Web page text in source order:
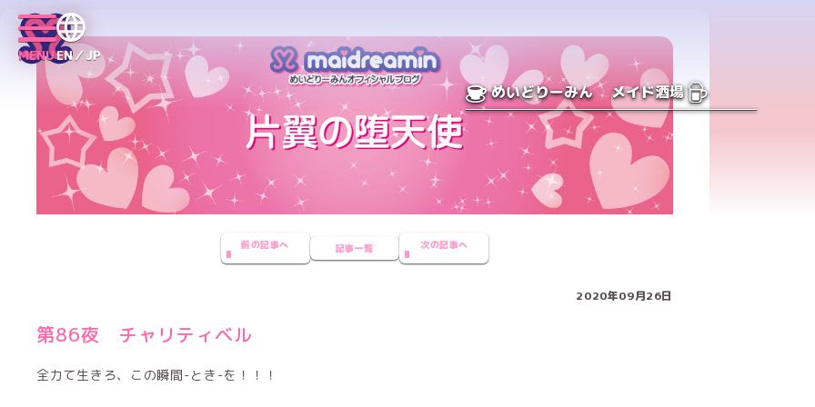
MENUEN／JP
めいどりーみん メイド酒場
前の記事へ 記事一覧 次の記事へ
2020年09月26日
第86夜 チャリティベル
全力て生きろ、この瞬間-とき-を！！！